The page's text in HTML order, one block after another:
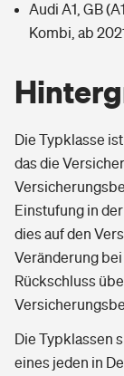
Audi A1, GB
Kombi, ab
Die Typklasse
das die
Einstufung in
dies auf den
Veränderung
Rückschluss
Die Typklassen
eines jeden in